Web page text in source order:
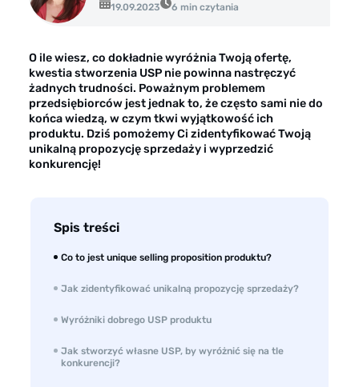
Case study klientów
Dla mediów
Kontakt
19.09.2023 6 min czytania
O ile wiesz, co dokładnie wyróżnia Twoją ofertę,
kwestia stworzenia USP nie powinna nastręczyć
żadnych trudności. Poważnym problemem
przedsiębiorców jest jednak to, że często sami nie do
końca wiedzą, w czym tkwi wyjątkowość ich
produktu. Dziś pomożemy Ci zidentyfikować Twoją
unikalną propozycję sprzedaży i wyprzedzić
konkurencję!
Spis treści
Co to jest unique selling proposition produktu?
Jak zidentyfikować unikalną propozycję sprzedaży?
Wyróżniki dobrego USP produktu
Jak stworzyć własne USP, by wyróżnić się na tle
konkurencji?